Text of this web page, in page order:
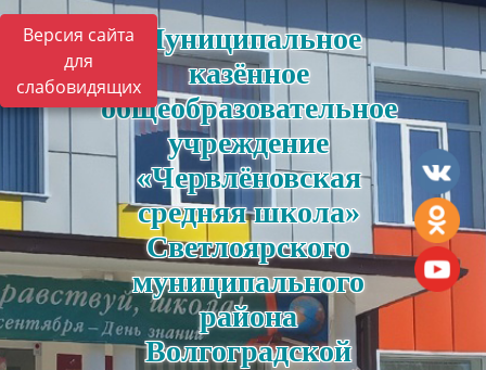
Версия сайта
для
слабовидящих
Муниципальное
казённое
общеобразовательное
учреждение
«Червлёновская
средняя школа»
Светлоярского
муниципального
района
Волгоградской